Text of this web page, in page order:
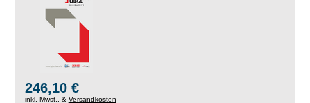
246,10 €
inkl. Mwst., & Versandkosten